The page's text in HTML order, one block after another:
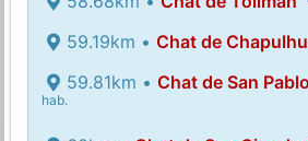
59.19km • Chat de
59.81km • Chat de San
hab.